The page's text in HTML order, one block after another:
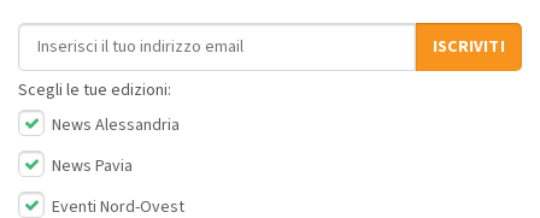
Indirizzo email
ISCRIVITI
Scegli le tue edizioni:
News Alessandria
News Pavia
Eventi Nord-Ovest